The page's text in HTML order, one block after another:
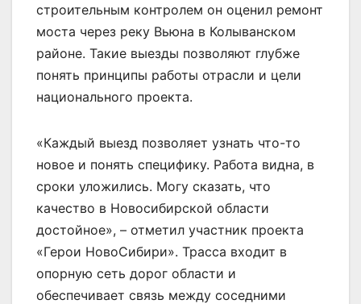
строительным контролем он оценил ремонт
моста через реку Вьюна в Колыванском
районе. Такие выезды позволяют глубже
понять принципы работы отрасли и цели
национального проекта.
«Каждый выезд позволяет узнать что-то
новое и понять специфику. Работа видна, в
сроки уложились. Могу сказать, что
качество в Новосибирской области
достойное», – отметил участник проекта
«Герои НовоСибири». Трасса входит в
опорную сеть дорог области и
обеспечивает связь между соседними